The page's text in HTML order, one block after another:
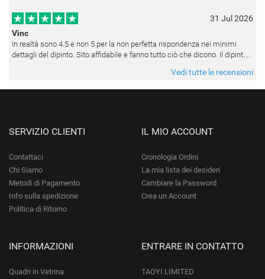
appesi
31 Jul 2026
Vinc
In realtà sono 4.5 e non 5 per la non perfetta rispondenza nei minimi
dettagli del dipinto. Sito affidabile e fanno tutto ciò che dicono. Il dipinto,
Vedi tutte le recensioni
SERVIZIO CLIENTI
Contattaci
Chi Siamo
Metodi di Pagamento
Info sulla spedizione
Politica di Ritorno
IL MIO ACCOUNT
Cronologia Ordini
La mia lista dei desideri
Cambiare la Password
Crea un Account
INFORMAZIONI
Quadri in Vetrina
ENTRARE IN CONTATTO
TAOYI LIMITED